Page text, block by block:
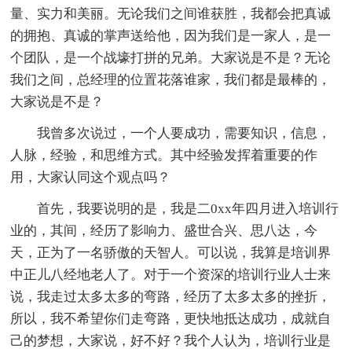
量、实力和美丽。无论我们之间谁获胜，我都会把真诚
的拥抱、真诚的掌声送给他，因为我们是一家人，是一
个团队，是一个战壕打拼的兄弟。大家说是不是？无论
我们之间，总经理的位置花落谁家，我们都是最棒的，
大家说是不是？
我曾多次说过，一个人要成功，需要知识，信息，
人脉，经验，和思维方式。其中经验发挥着重要的作
用，大家认同这个观点吗？
首先，我要说明的是，我是二0xx年四月进入培训行
业的，其间，经历了影响力、盛世合兴、思八达，今
天，正为了一名骄傲的天智人。可以说，我算是培训界
中正儿八经地老人了。对于一个资深的培训行业人士来
说，我走过太多太多的弯路，经历了太多太多的挫折，
所以，我不希望你们走弯路，更快地抵达成功，成就自
己的梦想，大家说，好不好？我个人认为，培训行业是